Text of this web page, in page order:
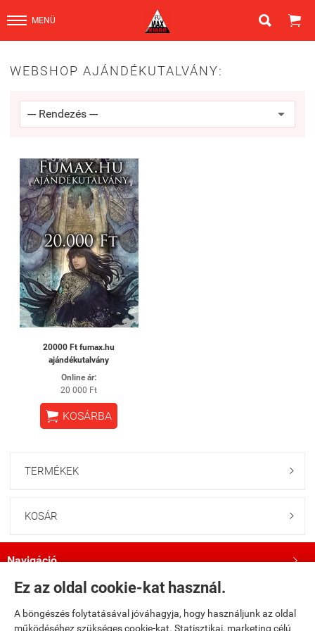
Ez az oldal cookie-kat használ.
A böngészés folytatásával jóváhagyja, hogy használjunk az oldal
működéséhez szükséges cookie-kat. Statisztikai, marketing célú
MENÜ  
WEBSHOP AJÁNDÉKUTALVÁNY:
20000 Ft fumax.hu
ajándékutalvány
Online ár:
20 000 Ft
 KOSÁRBA
TERMÉKEK 
KOSÁR 
Navigáció 
Saját fiók